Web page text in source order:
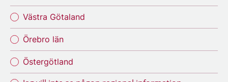
Västra Götaland
Örebro län
Östergötland